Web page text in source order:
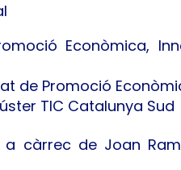
Econòmica,
de Promoció
TIC Catalunya Sud
a càrrec de Joan